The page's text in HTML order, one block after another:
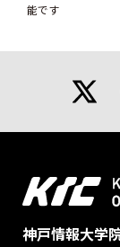
能です
神戸情報大学